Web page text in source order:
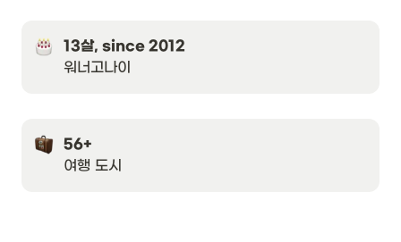
13살, since 2012
워너고나이
56+
여행 도시